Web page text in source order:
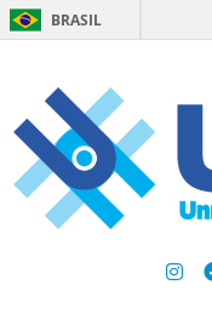
BRASIL